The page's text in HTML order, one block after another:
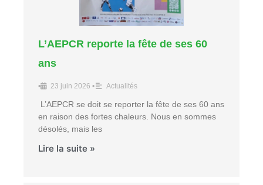
L’AEPCR reporte la fête de ses 60
ans
• 23 juin 2026 • Actualités
L’AEPCR se doit se reporter la fête de ses 60 ans
en raison des fortes chaleurs. Nous en sommes
désolés, mais les
Lire la suite »